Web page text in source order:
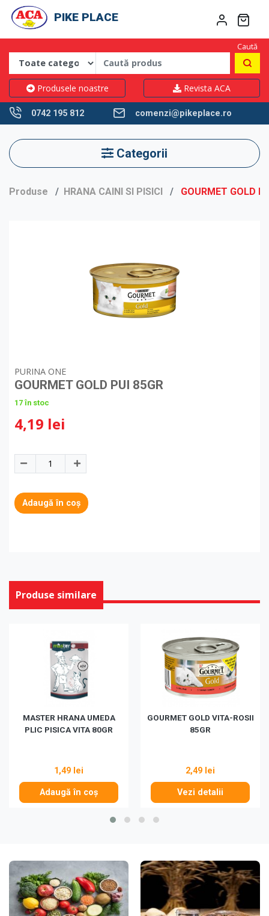
PIKE PLACE
Caută
Produsele noastre Revista ACA
0742 195 812 comenzi@pikeplace.ro
Categorii
Produse HRANA CAINI SI PISICI GOURMET GOLD
PURINA ONE
GOURMET GOLD PUI 85GR
17 în stoc
4,19 lei
Adaugă în coș
Produse similare
MASTER HRANA UMEDA
PLIC PISICA VITA 80GR
1,49 lei
Adaugă în coș
GOURMET GOLD VITA-ROSII
85GR
2,49 lei
Vezi detalii